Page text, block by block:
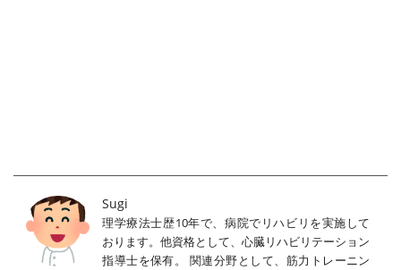
Sugi
理学療法士歴10年で、病院でリハビリを実施して
おります。他資格として、心臓リハビリテーション
指導士を保有。 関連分野として、筋力トレーニン